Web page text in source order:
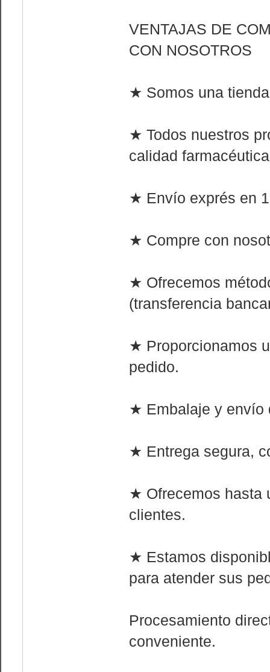
VENTAJAS DE
CON NOSOTROS
★ Somos una
★ Todos nuestros
calidad
★ Envío exprés en
★ Compre con
★ Ofrecemos
(transferencia
★ Proporcionamos
pedido.
★ Embalaje y envío
★ Entrega segura,
★ Ofrecemos hasta
clientes.
★ Estamos
para atender sus
Procesamiento
conveniente.